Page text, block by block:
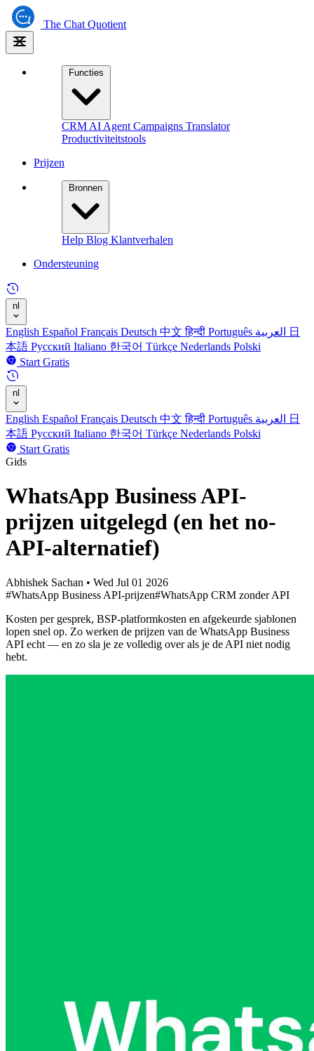
The Chat Quotient
Functies
CRM AI Agent Campaigns Translator
Productiviteitstools
Prijzen
Bronnen
Help Blog Klantverhalen
Ondersteuning
nl
English Español Français Deutsch 中文हिन्दी Português
日
本語 Русский Italiano 한국어 Türkçe Nederlands Polski
Start Gratis
nl
English Español Français Deutsch 中文हिन्दी Português
日
本語 Русский Italiano 한국어 Türkçe Nederlands Polski
Start Gratis
Gids
WhatsApp Business API-
prijzen uitgelegd (en het no-
API-alternatief)
Abhishek Sachan • Wed Jul 01 2026
#WhatsApp Business API-prijzen#WhatsApp CRM zonder API
Kosten per gesprek, BSP-platformkosten en afgekeurde sjablonen
lopen snel op. Zo werken de prijzen van de WhatsApp Business
API echt — en zo sla je ze volledig over als je de API niet nodig
hebt.